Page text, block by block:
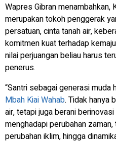
Wapres Gibran menambahkan,
merupakan tokoh penggerak
persatuan, cinta tanah air,
komitmen kuat terhadap
nilai perjuangan beliau harus
penerus.
“Santri sebagai generasi muda
Mbah Kiai Wahab. Tidak hanya
air, tetapi juga berani
menghadapi perubahan
perubahan iklim, hingga